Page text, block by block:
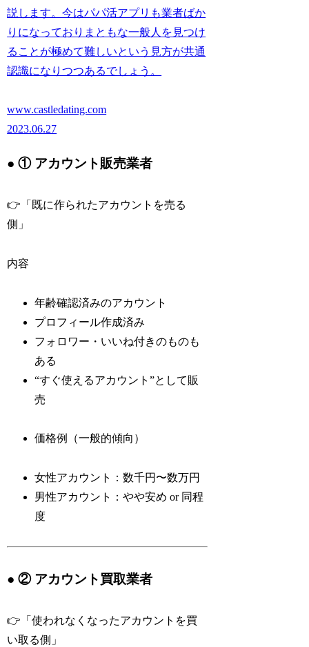
説します。今はパパ活アプリも業者ばか
りになっておりまともな一般人を見つけ
ることが極めて難しいという見方が共通
認識になりつつあるでしょう。
www.castledating.com
2023.06.27
● ① アカウント販売業者
👉「既に作られたアカウントを売る
側」
内容
年齢確認済みのアカウント
プロフィール作成済み
フォロワー・いいね付きのものも
ある
“すぐ使えるアカウント”として販
売
価格例（一般的傾向）
女性アカウント：数千円〜数万円
男性アカウント：やや安め or 同程
度
● ② アカウント買取業者
👉「使われなくなったアカウントを買
い取る側」